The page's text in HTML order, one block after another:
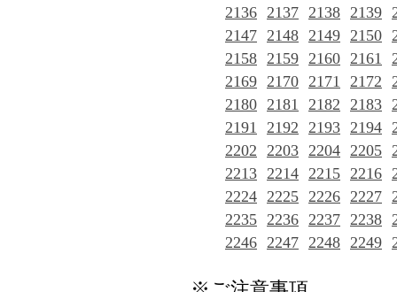
2136 2137 2138 2139
2147 2148 2149 2150
2158 2159 2160 2161
2169 2170 2171 2172
2180 2181 2182 2183
2191 2192 2193 2194
2202 2203 2204 2205
2213 2214 2215 2216
2224 2225 2226 2227
2235 2236 2237 2238
2246 2247 2248 2249